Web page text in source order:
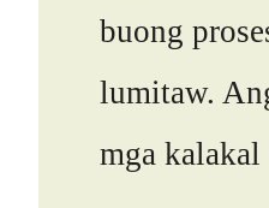
buong
lumitaw.
mga